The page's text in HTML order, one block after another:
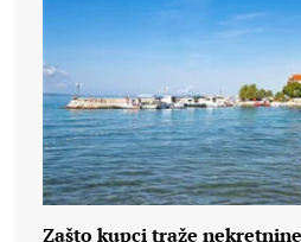
Zašto kupci traže